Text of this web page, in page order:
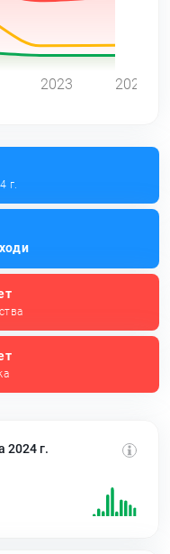
2023 2024
г.
2024 г.